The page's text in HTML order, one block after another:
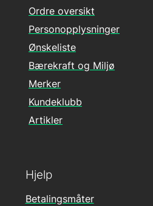
Hjelp
Betalingsmåter
Ordre oversikt
Personopplysninger
Ønskeliste
Bærekraft og Miljø
Merker
Kundeklubb
Artikler